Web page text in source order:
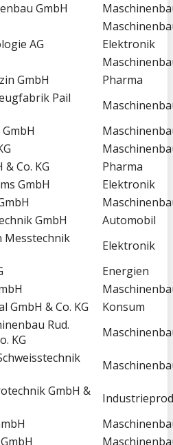
GmbH
AG
Elektronik
GmbH
Pharma
Pail
& Co. KG
Pharma
GmbH
Elektronik
GmbH
Automobil
Messtechnik
Elektronik
Energien
GmbH & Co. KG
Konsum
Rud.
KG
GmbH &